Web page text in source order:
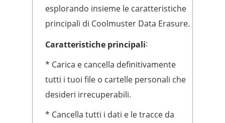
esplorando insieme le caratteristiche
principali di Coolmuster Data Erasure.
Caratteristiche principali:
* Carica e cancella definitivamente
tutti i tuoi file o cartelle personali che
desideri irrecuperabili.
* Cancella tutti i dati e le tracce da